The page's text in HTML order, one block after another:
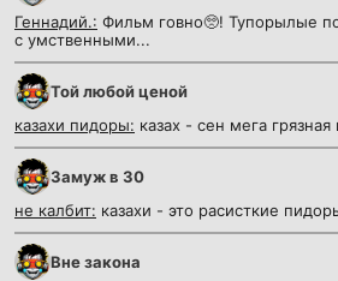
Геннадий.: Фильм говно🥺! Тупорылые
с умственными...
Той любой ценой
казахи пидоры: казах - сен мега
Замуж в 30
не калбит: казахи - это расисткие
Вне закона